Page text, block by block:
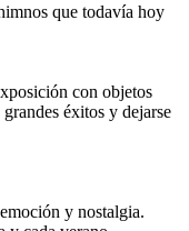
que todavía hoy
con objetos
éxitos y dejarse
y nostalgia.